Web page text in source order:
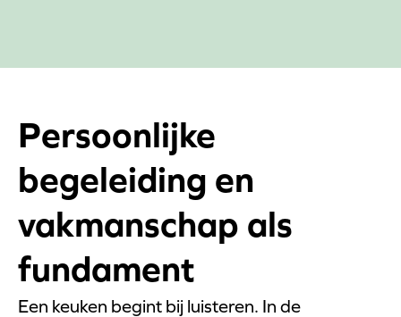
Persoonlijke
begeleiding en
vakmanschap als
fundament
Een keuken begint bij luisteren. In de